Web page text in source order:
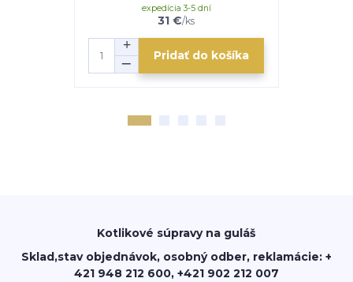
31 €/ks
expedícia 3-5 dní
Pridať do košíka
Kotlikové súpravy na guláš
Sklad,stav objednávok, osobný odber, reklamácie: +
421 948 212 600, +421 902 212 007